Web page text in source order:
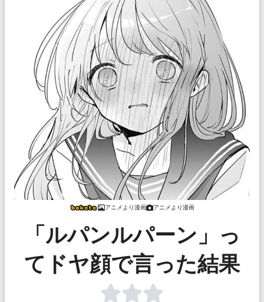
アニメより漫画 アニメより漫画
「ルパンルパーン」っ
てドヤ顔で言った結果